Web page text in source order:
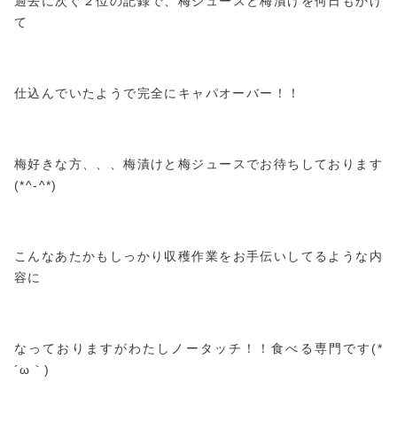
て
仕込んでいたようで完全にキャパオーバー！！
梅好きな方、、、梅漬けと梅ジュースでお待ちしております
(*^-^*)
こんなあたかもしっかり収穫作業をお手伝いしてるような内
容に
なっておりますがわたしノータッチ！！食べる専門です(*
´ω｀)